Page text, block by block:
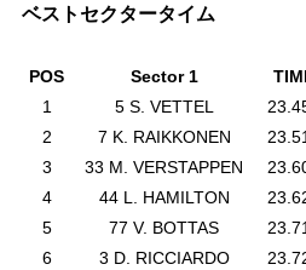
ベストセクタータイム
POS Sector 1
1
5 S. VETTEL
2
7 K. RAIKKONEN
3
33 M. VERSTAPPEN
4
44 L. HAMILTON
5
77 V. BOTTAS
6
3 D. RICCIARDO